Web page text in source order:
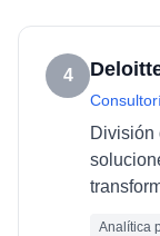
4
División
Analítica